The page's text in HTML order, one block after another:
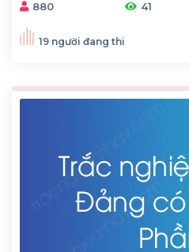
880 41
19 người đang thi